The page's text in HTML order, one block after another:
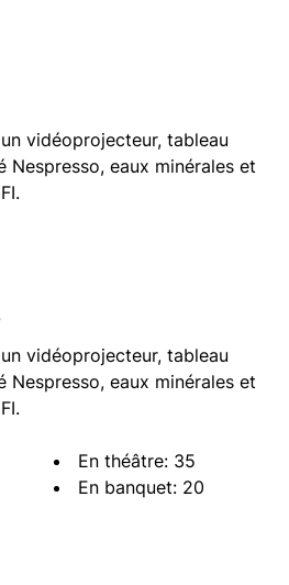
vidéoprojecteur, tableau
Nespresso, eaux minérales et
vidéoprojecteur, tableau
Nespresso, eaux minérales et
En théâtre: 35
En banquet: 20